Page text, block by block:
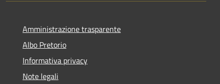
Amministrazione trasparente
Albo Pretorio
Informativa privacy
Note legali